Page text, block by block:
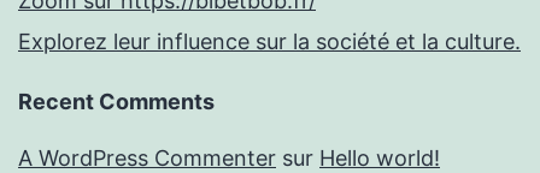
Explorez leur influence sur la société et la culture.
Recent Comments
A WordPress Commenter sur Hello world!